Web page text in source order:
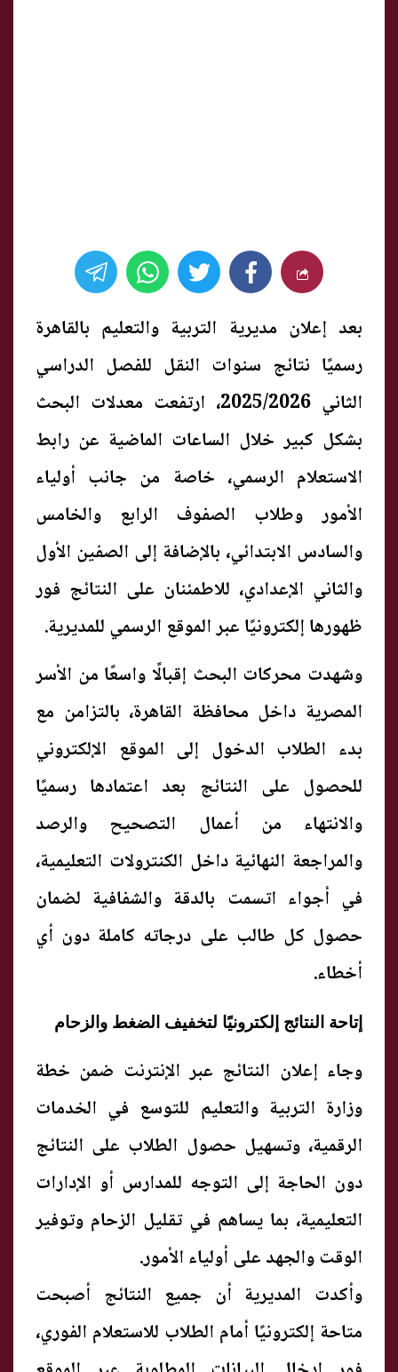
بعد إعلان مديرية التربية والتعليم بالقاهرة
رسميًا نتائج سنوات النقل للفصل الدراسي
الثاني 2025/2026، ارتفعت معدلات البحث
بشكل كبير خلال الساعات الماضية عن رابط
الاستعلام الرسمي، خاصة من جانب أولياء
الأمور وطلاب الصفوف الرابع والخامس
والسادس الابتدائي، بالإضافة إلى الصفين الأول
والثاني الإعدادي، للاطمئنان على النتائج فور
ظهورها إلكترونيًا عبر الموقع الرسمي للمديرية.
وشهدت محركات البحث إقبالًا واسعًا من الأسر
المصرية داخل محافظة القاهرة، بالتزامن مع
بدء الطلاب الدخول إلى الموقع الإلكتروني
للحصول على النتائج بعد اعتمادها رسميًا
والانتهاء من أعمال التصحيح والرصد
والمراجعة النهائية داخل الكنترولات التعليمية،
في أجواء اتسمت بالدقة والشفافية لضمان
حصول كل طالب على درجاته كاملة دون أي
أخطاء.
إتاحة النتائج إلكترونيًا لتخفيف الضغط والزحام
وجاء إعلان النتائج عبر الإنترنت ضمن خطة
وزارة التربية والتعليم للتوسع في الخدمات
الرقمية، وتسهيل حصول الطلاب على النتائج
دون الحاجة إلى التوجه للمدارس أو الإدارات
التعليمية، بما يساهم في تقليل الزحام وتوفير
الوقت والجهد على أولياء الأمور.
وأكدت المديرية أن جميع النتائج أصبحت
متاحة إلكترونيًا أمام الطلاب للاستعلام الفوري،